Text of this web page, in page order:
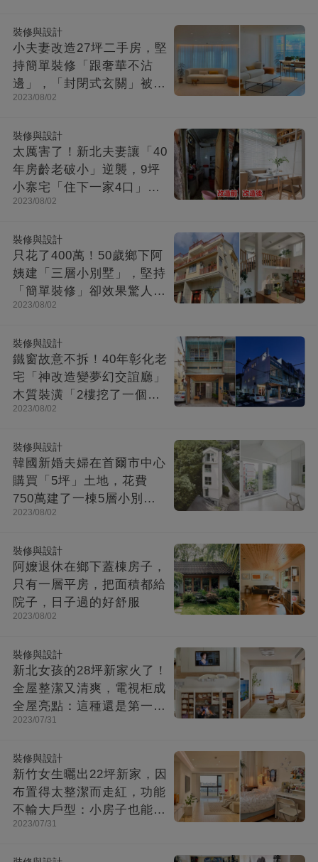
裝修與設計
小夫妻改造27坪二手房，堅
持簡單裝修「跟奢華不沾
邊」，「封閉式玄關」被贊
爆：這就是夢想中的家！
2023/08/02
裝修與設計
太厲害了！新北夫妻讓「40
年房齡老破小」逆襲，9坪
小寨宅「住下一家4口」，
收納超強超舒適
2023/08/02
裝修與設計
只花了400萬！50歲鄉下阿
姨建「三層小別墅」，堅持
「簡單裝修」卻效果驚人：
一進屋就療愈了
2023/08/02
裝修與設計
鐵窗故意不拆！40年彰化老
宅「神改造變夢幻交誼廳」
木質裝潢「2樓挖了一個大
洞」走上樓美翻
2023/08/02
裝修與設計
韓國新婚夫婦在首爾市中心
購買「5坪」土地，花費
750萬建了一棟5層小別
墅：小房子卻幸福感爆棚
2023/08/02
裝修與設計
阿嬤退休在鄉下蓋棟房子，
只有一層平房，把面積都給
院子，日子過的好舒服
2023/08/02
裝修與設計
新北女孩的28坪新家火了！
全屋整潔又清爽，電視柜成
全屋亮點：這種還是第一次
見！
2023/07/31
裝修與設計
新竹女生曬出22坪新家，因
布置得太整潔而走紅，功能
不輸大戶型：小房子也能住
出幸福感
2023/07/31